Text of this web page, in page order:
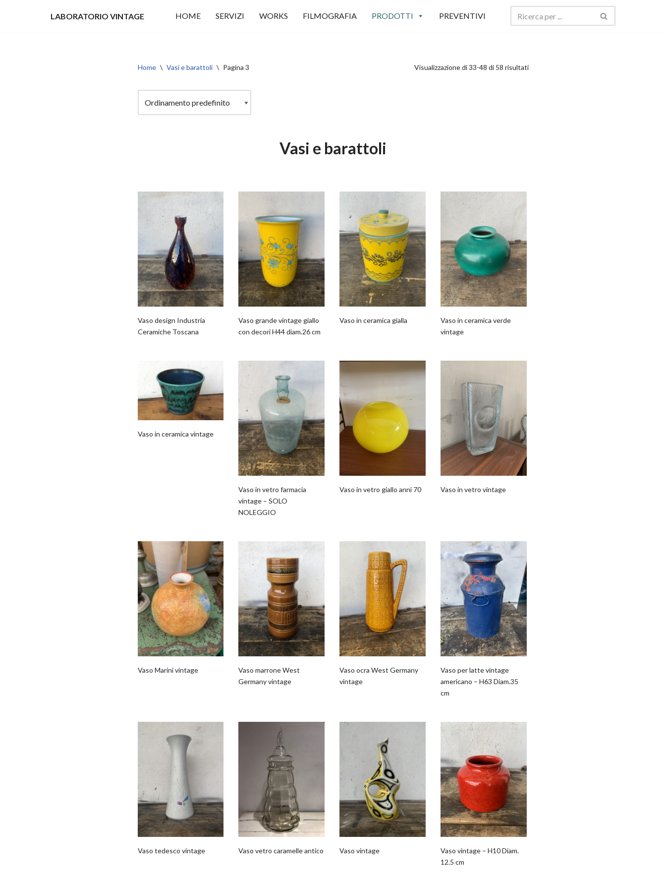
LABORATORIO VINTAGE HOME SERVIZI WORKS FILMOGRAFIA PRODOTTI PREVENTIVI
Home \ Vasi e barattoli \ Pagina 3 Visualizzazione di 33-48 di 58 risultati
Vasi e barattoli
Vaso design Industria
Ceramiche Toscana
Vaso grande vintage giallo
con decori H44 diam.26 cm
Vaso in ceramica gialla
Vaso in ceramica verde
vintage
Vaso in ceramica vintage
Vaso in vetro farmacia
vintage – SOLO
NOLEGGIO
Vaso in vetro giallo anni 70 Vaso in vetro vintage
Vaso Marini vintage
Vaso marrone West
Germany vintage
Vaso ocra West Germany
vintage
Vaso per latte vintage
americano – H63 Diam.35
cm
Vaso tedesco vintage Vaso vetro caramelle antico Vaso vintage
Vaso vintage – H10 Diam.
12.5 cm